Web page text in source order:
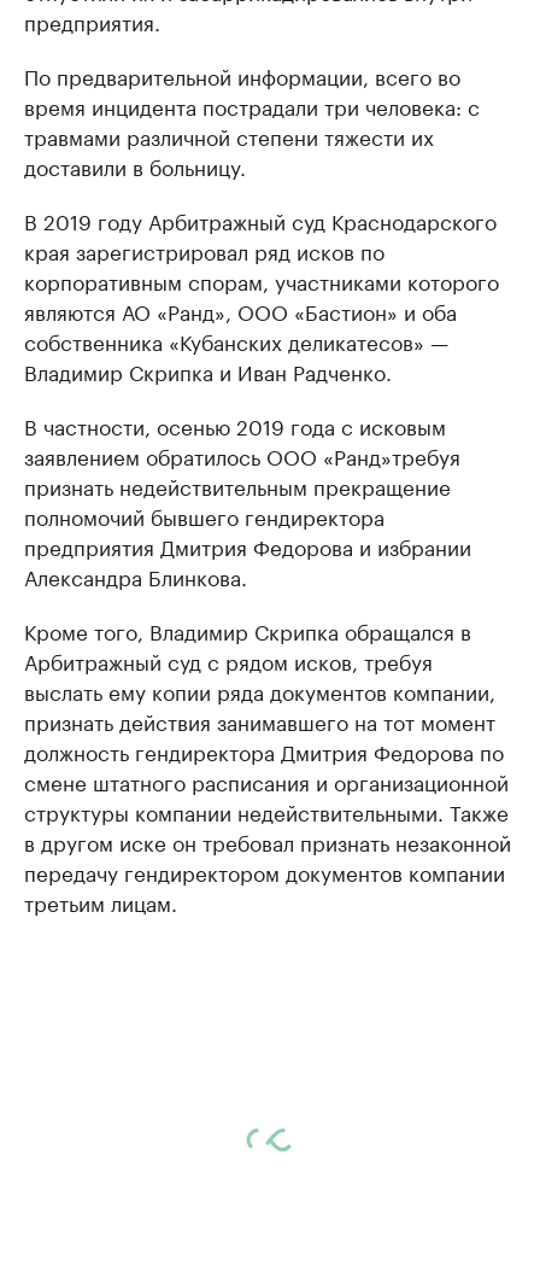
предприятия.
По предварительной информации, всего во
время инцидента пострадали три человека: с
травмами различной степени тяжести их
доставили в больницу.
В 2019 году Арбитражный суд Краснодарского
края зарегистрировал ряд исков по
корпоративным спорам, участниками которого
являются АО «Ранд», ООО «Бастион» и оба
собственника «Кубанских деликатесов» —
Владимир Скрипка и Иван Радченко.
В частности, осенью 2019 года с исковым
заявлением обратилось ООО «Ранд»требуя
признать недействительным прекращение
полномочий бывшего гендиректора
предприятия Дмитрия Федорова и избрании
Александра Блинкова.
Кроме того, Владимир Скрипка обращался в
Арбитражный суд с рядом исков, требуя
выслать ему копии ряда документов компании,
признать действия занимавшего на тот момент
должность гендиректора Дмитрия Федорова по
смене штатного расписания и организационной
структуры компании недействительными. Также
в другом иске он требовал признать незаконной
передачу гендиректором документов компании
третьим лицам.